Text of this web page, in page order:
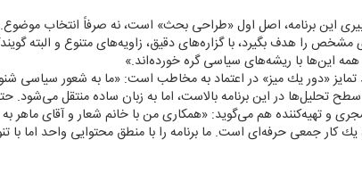
این برنامه، اصل اول «طراحی بحث» است، نه صرفاً انتخاب
مشخص را هدف بگیرد، با گزاره‌های دقیق، زاویه‌های متنوع و البته
این‌ها با ریشه‌های سیاسی گره خورده‌اند.»
تمایز «دور یك میز» در اعتماد به مخاطب است: «ما به شعور سیاسی
تحلیل‌ها در این برنامه بالاست، اما به زبان ساده منتقل
و تهیه‌كننده هم می‌گوید: «همكاری من با خانم شعار و آقای ماهر
یك كار جمعی حرفه‌ای است. ما برنامه را با منطق محتوایی واحد اما با